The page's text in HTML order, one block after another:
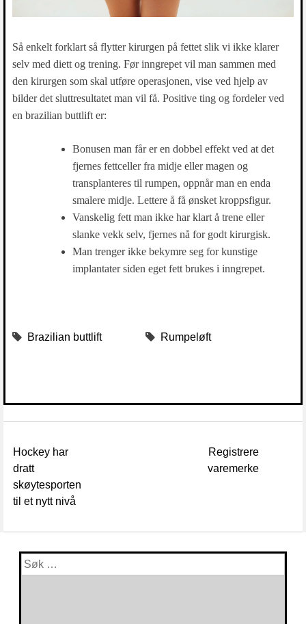
Så enkelt forklart så flytter kirurgen på fettet slik vi ikke klarer
selv med diett og trening. Før inngrepet vil man sammen med
den kirurgen som skal utføre operasjonen, vise ved hjelp av
bilder det sluttresultatet man vil få. Positive ting og fordeler ved
en brazilian buttlift er:
Bonusen man får er en dobbel effekt ved at det
fjernes fettceller fra midje eller magen og
transplanteres til rumpen, oppnår man en enda
smalere midje. Lettere å få ønsket kroppsfigur.
Vanskelig fett man ikke har klart å trene eller
slanke vekk selv, fjernes nå for godt kirurgisk.
Man trenger ikke bekymre seg for kunstige
implantater siden eget fett brukes i inngrepet.
Brazilian buttlift Rumpeløft
Hockey har
dratt
skøytesporten
til et nytt nivå
Registrere
varemerke